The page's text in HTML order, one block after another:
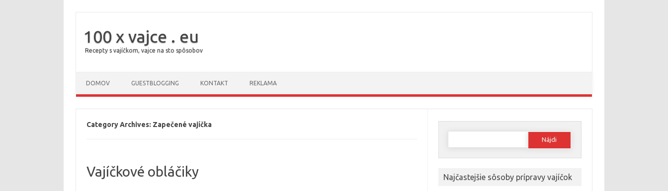
100 x vajce . eu
Recepty s vajíčkom, vajce na sto spôsobov
DOMOV GUESTBLOGGING KONTAKT REKLAMA
Category Archives: Zapečené vajíčka
Vajíčkové obláčiky
Hľadať:
Najčastejšie sôsoby prípravy vajíčok